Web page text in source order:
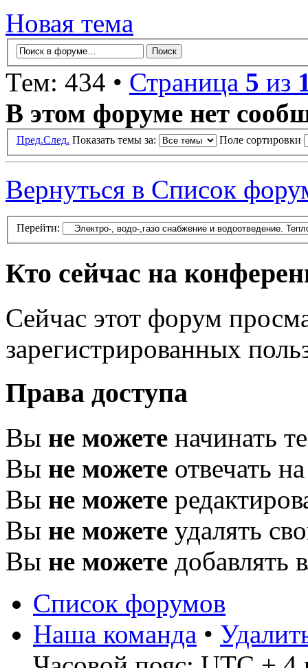
Новая тема
Тем: 434 • Страница 5 из
В этом форуме нет
Пред.След. Показать темы за: Поле сортировки
Вернуться в Список
Перейти:
Кто сейчас на
Сейчас этот форум
зарегистрированных
Права доступа
Вы не можете начинать
Вы не можете отвечать
Вы не можете
Вы не можете удалять
Вы не можете добавлять
Список форумов
Наша команда •